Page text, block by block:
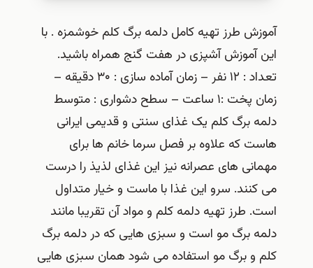
آموزش طرز تهیه کامل دلمه برگ کلم خوشمزه . با
این آموزش آشپزی در هفت گنج همراه باشید.
تعداد : ۱۲ نفر – زمان آماده سازی : ۳۰ دقیقه –
زمان پخت :۱ ساعت – سطح دشواری : متوسط
دلمه برگ کلم یک غذای سنتی و قدیمی ایرانی
هاست که علاوه بر فصل سرما خانم ها برای
مهمانی های عصرانه نیز این غذای لذیذ را درست
می کنند. سرو این غذا با ماست و خیار متداول
است. طرز تهیه دلمه کلم و مواد آن تقریبا مانند
دلمه برگ مو است و سبزی هایی که در دلمه برگ
کلم و برگ مو استفاده می شود همان سبزی هایی